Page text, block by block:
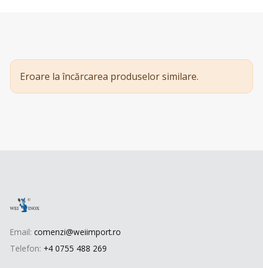
Eroare la încărcarea produselor similare.
Email: comenzi@weiimport.ro
Telefon: +4 0755 488 269